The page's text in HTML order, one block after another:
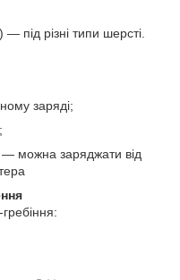
) — під різні типи шерсті.
заряді;
;
можна заряджати від